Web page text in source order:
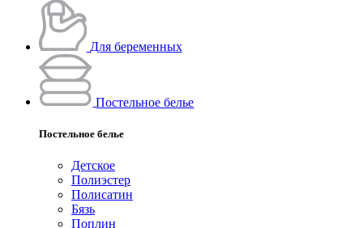
Для беременных
Постельное белье
Постельное белье
Детское
Полиэстeр
Полисатин
Бязь
Поплин